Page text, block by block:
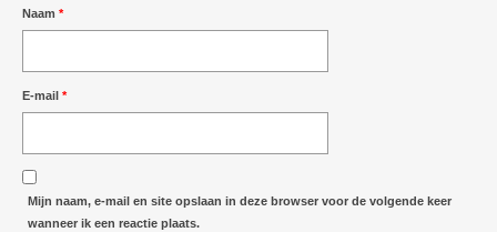
Naam *
E-mail *
Mijn naam, e-mail en site opslaan in deze browser voor de volgende keer
wanneer ik een reactie plaats.